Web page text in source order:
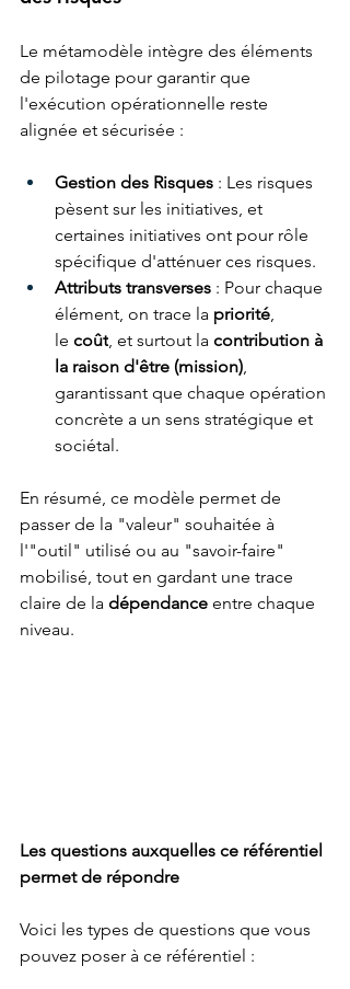
Le métamodèle intègre des éléments
de pilotage pour garantir que
l'exécution opérationnelle reste
alignée et sécurisée :
Gestion des Risques : Les risques
pèsent sur les initiatives, et
certaines initiatives ont pour rôle
spécifique d'atténuer ces risques.
Attributs transverses : Pour chaque
élément, on trace la priorité,
le coût, et surtout la contribution à
la raison d'être (mission),
garantissant que chaque opération
concrète a un sens stratégique et
sociétal.
En résumé, ce modèle permet de
passer de la "valeur" souhaitée à
l'"outil" utilisé ou au "savoir-faire"
mobilisé, tout en gardant une trace
claire de la dépendance entre chaque
niveau.
Les questions auxquelles ce référentiel
permet de répondre
Voici les types de questions que vous
pouvez poser à ce référentiel :